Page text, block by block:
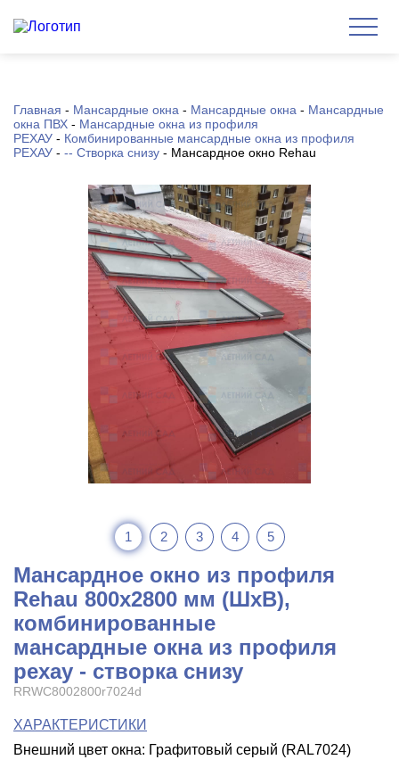
Главная - Мансардные окна - Мансардные окна - Мансардные
окна ПВХ - Мансардные окна из профиля
РЕХАУ - Комбинированные мансардные окна из профиля
РЕХАУ - -- Створка снизу - Мансардное окно Rehau
1 2 3 4 5
Мансардное окно из профиля
Rehau 800x2800 мм (ШхВ),
комбинированные
мансардные окна из профиля
рехау - створка снизу
RRWC8002800r7024d
ХАРАКТЕРИСТИКИ
Внешний цвет окна: Графитовый серый (RAL7024)